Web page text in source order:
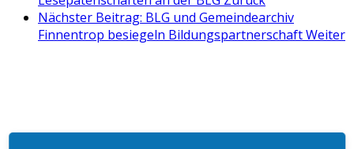
Nächster Beitrag: BLG und Gemeindearchiv
Finnentrop besiegeln BildungspartnerschaftWeiter